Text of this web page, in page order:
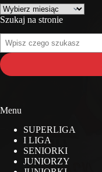
Archiwa
Szukaj na stronie
Szukaj
na
stronie
Menu
SUPERLIGA
I LIGA
SENIORKI
JUNIORZY